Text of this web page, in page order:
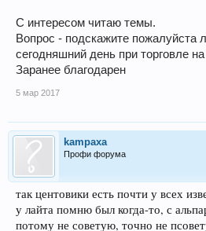
С интересом читаю темы.
Вопрос - подскажите пожалуйста
сегодняшний день при торговле
Заранее благодарен
5 мар 2017
kampaxa
Профи форума
так центовики есть почти у всех
у лайта помню был когда-то, с
потому не советую, точно не